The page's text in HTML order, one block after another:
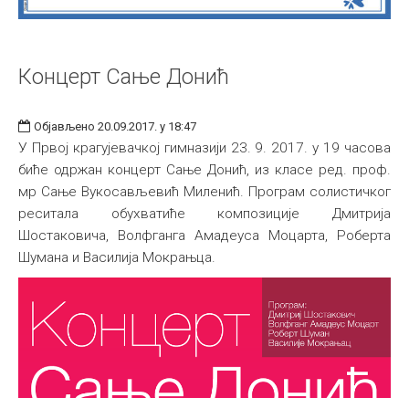
Концерт Сaње Донић
Објављено 20.09.2017. у 18:47
У Првој крагујевачкој гимназији 23. 9. 2017. у 19 часова
биће одржан концерт Сaње Донић, из класе ред. проф.
мр Сање Вукосављевић Миленић. Програм солистичког
реситала обухватиће композиције Дмитрија
Шостаковича, Волфганга Амадеуса Моцарта, Роберта
Шумана и Василија Мокрањца.